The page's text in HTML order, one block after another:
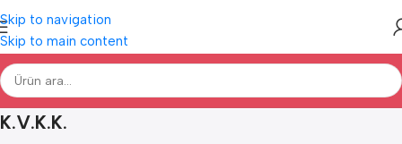
Skip to navigation
Skip to main content
K.V.K.K.